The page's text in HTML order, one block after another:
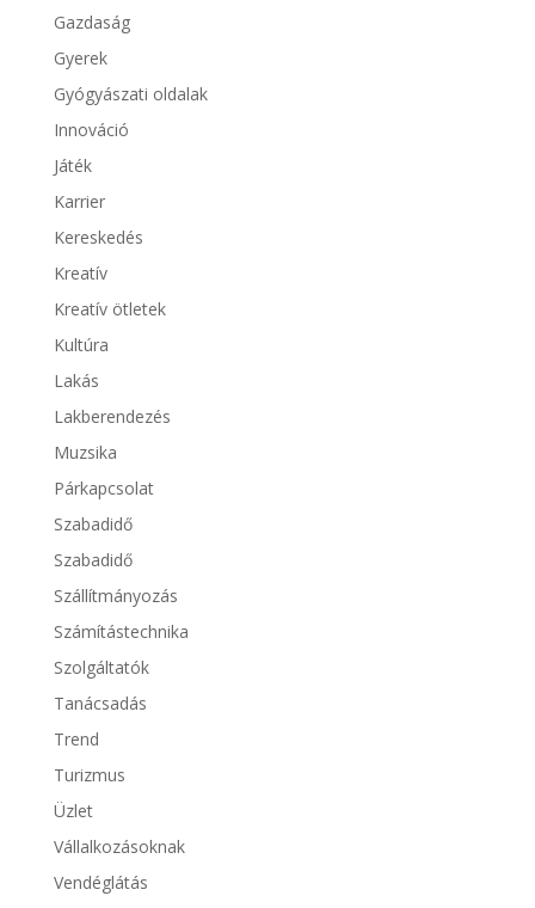
Gazdaság
Gyerek
Gyógyászati oldalak
Innováció
Játék
Karrier
Kereskedés
Kreatív
Kreatív ötletek
Kultúra
Lakás
Lakberendezés
Muzsika
Párkapcsolat
Szabadidő
Szabadidő
Szállítmányozás
Számítástechnika
Szolgáltatók
Tanácsadás
Trend
Turizmus
Üzlet
Vállalkozásoknak
Vendéglátás